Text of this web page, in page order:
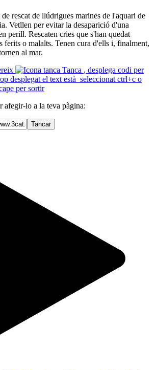
rescat de llúdrigues marines de l'aquari de
Vetllen per evitar la desaparició d'una
perill. Rescaten cries que s'han quedat
ferits o malalts. Tenen cura d'ells i, finalment,
al mar.
Tanca , desplega codi per
desplegat el text està seleccionat ctrl+c o
per sortir
afegir-lo a la teva pàgina:
Tancar